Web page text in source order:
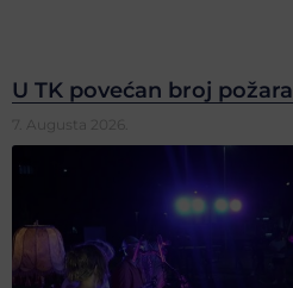
U TK povećan broj požara
7. Augusta 2026.